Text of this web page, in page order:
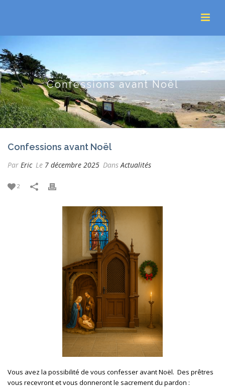
Confessions avant Noël
Confessions avant Noël
Par Eric Le 7 décembre 2025 DansActualités
2
Vous avez la possibilité de vous confesser avant Noël. Des prêtres
vous recevront et vous donneront le sacrement du pardon :